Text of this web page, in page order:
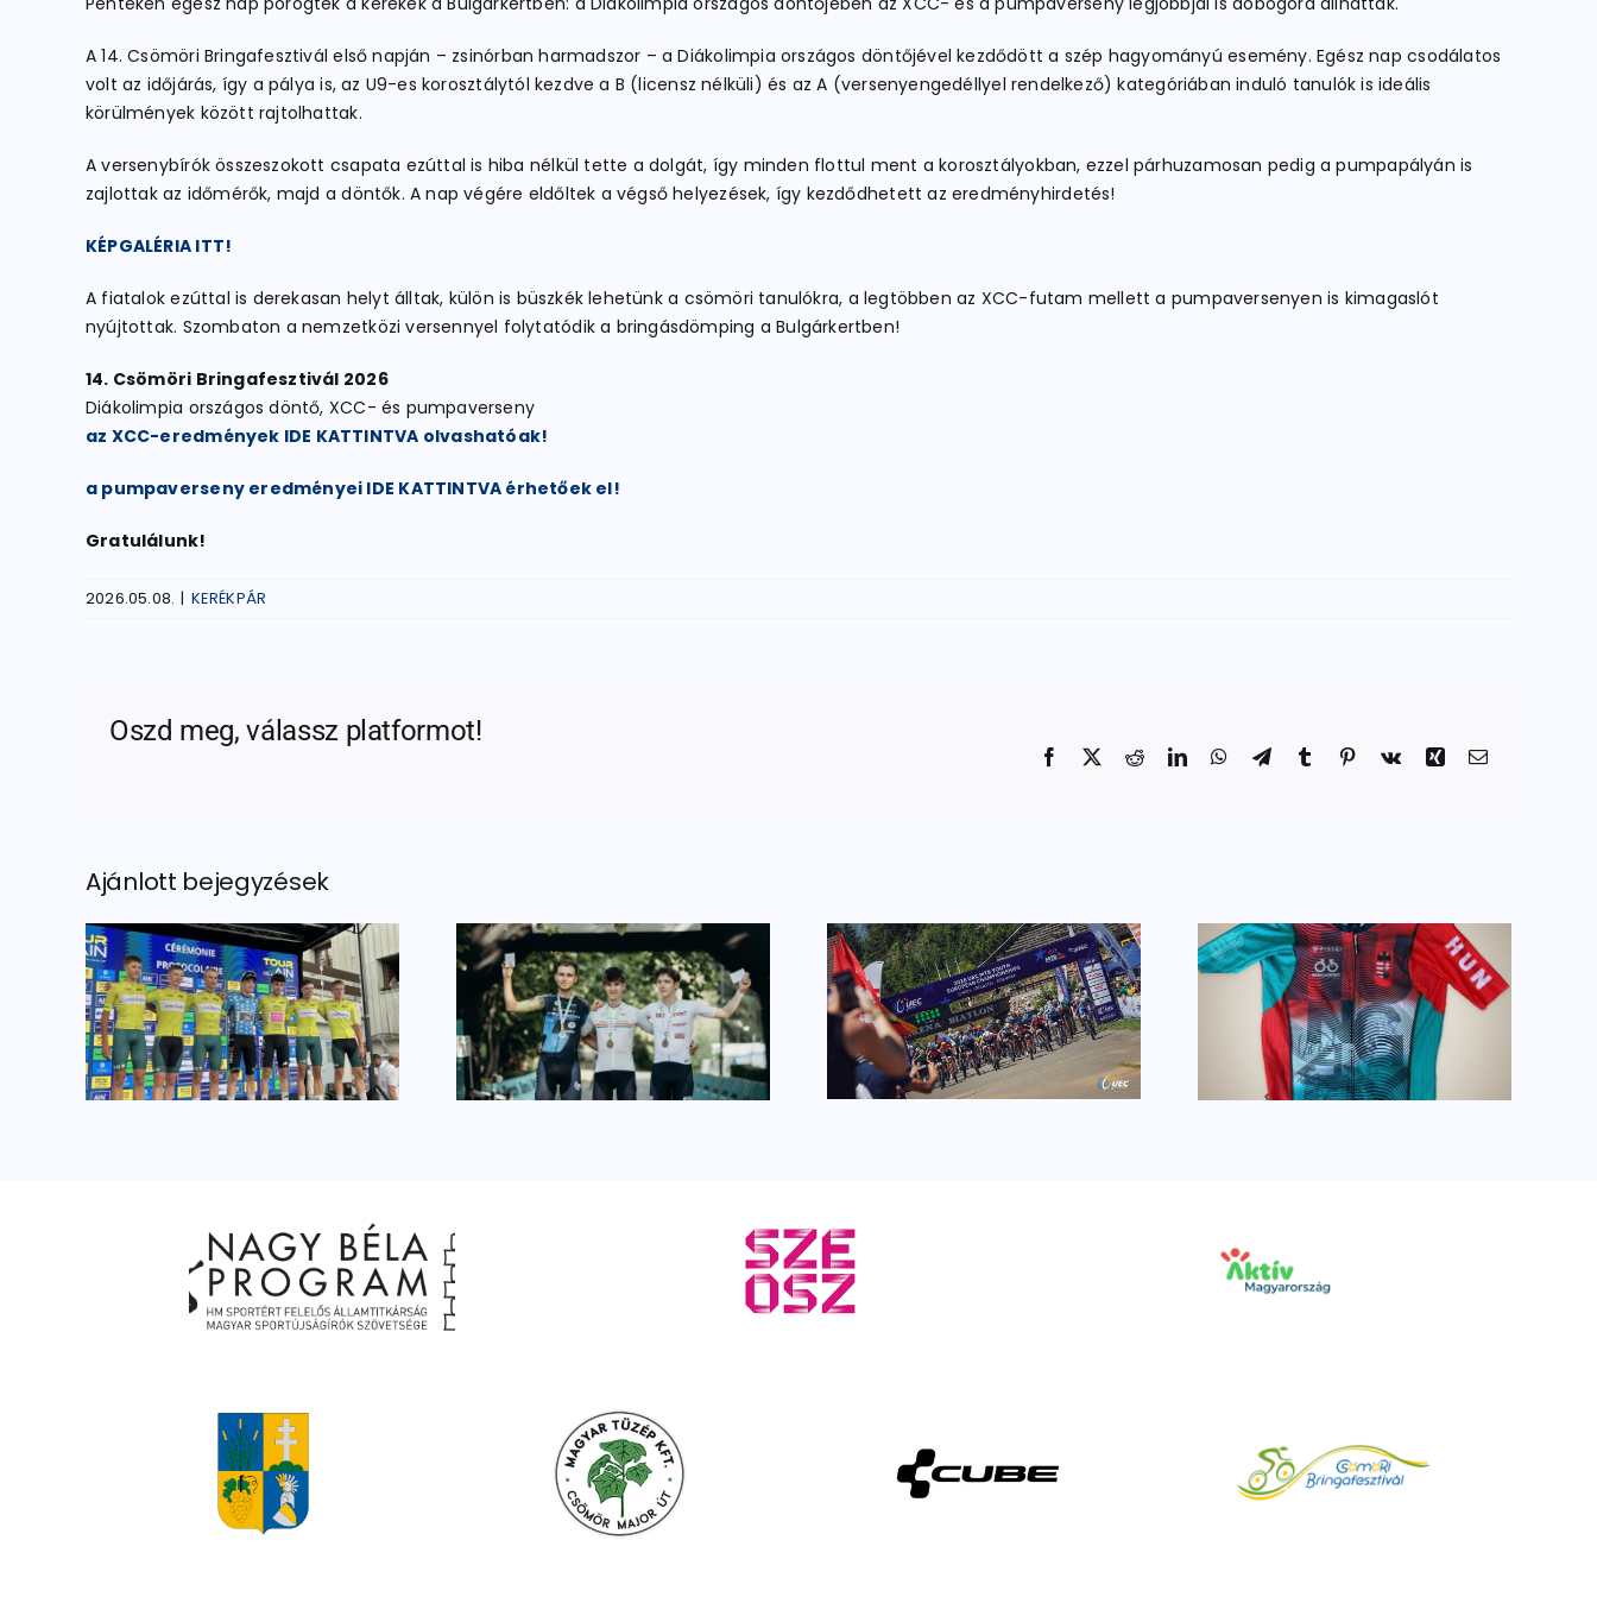
A 14. Csömöri Bringafesztivál első napján – zsinórban harmadszor – a Diákolimpia országos döntőjével kezdődött a szép hagyományú esemény. Egész nap csodálatos
volt az időjárás, így a pálya is, az U9-es korosztálytól kezdve a B (licensz nélküli) és az A (versenyengedéllyel rendelkező) kategóriában induló tanulók is ideális
körülmények között rajtolhattak.
A versenybírók összeszokott csapata ezúttal is hiba nélkül tette a dolgát, így minden flottul ment a korosztályokban, ezzel párhuzamosan pedig a pumpapályán is
zajlottak az időmérők, majd a döntők. A nap végére eldőltek a végső helyezések, így kezdődhetett az eredményhirdetés!
KÉPGALÉRIA ITT!
A fiatalok ezúttal is derekasan helyt álltak, külön is büszkék lehetünk a csömöri tanulókra, a legtöbben az XCC-futam mellett a pumpaversenyen is kimagaslót
nyújtottak. Szombaton a nemzetközi versennyel folytatódik a bringásdömping a Bulgárkertben!
14. Csömöri Bringafesztivál 2026
Diákolimpia országos döntő, XCC- és pumpaverseny
az XCC-eredmények IDE KATTINTVA olvashatóak!
a pumpaverseny eredményei IDE KATTINTVA érhetőek el!
Gratulálunk!
2026.05.08. | KERÉKPÁR
Oszd meg, válassz platformot!
Facebook RedditLinkedInWhatsApp
TelegramTumblr Pinterest
Vk Xing Email:
Ajánlott bejegyzések
Dobogós helyek az
ob-n
Európa-bajnoki
tapasztalat
Jótékonysági liciten
Hatalmas bravúr
Franciaországból